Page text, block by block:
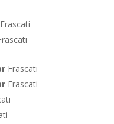
Frascati
Frascati